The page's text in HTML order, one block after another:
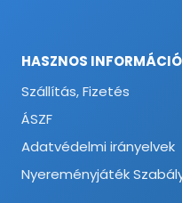
HASZNOS
Szállítás, Fizetés
ÁSZF
Adatvédelmi irányelvek
Nyereményjáték